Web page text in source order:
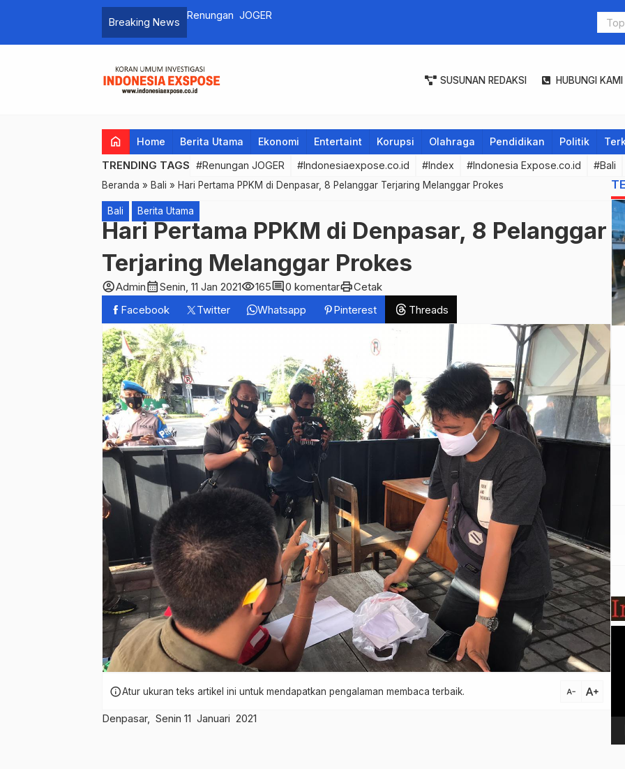
Breaking News
Bupati Adi Arnawa Gaspol Benahi Kuta Jadi Ikon Wisata Dunia
Pemkot
Daerah
SUSUNAN REDAKSI HUBUNGI KAMI
home Home Berita Utama Ekonomi Entertaint Korupsi Olahraga Pendidikan Politik
TRENDING TAGS #Renungan JOGER #Indonesiaexpose.co.id #Index #Indonesia Expose.co.id #Bali
Beranda » Bali » Hari Pertama PPKM di Denpasar, 8 Pelanggar Terjaring Melanggar Prokes
Bali Berita Utama
Hari Pertama PPKM di Denpasar, 8 Pelanggar
Terjaring Melanggar Prokes
account_circleAdmincalendar_monthSenin, 11 Jan 2021visibility165comment0 komentarprintCetak
Facebook
Twitter Whatsapp Pinterest Threads
infoAtur ukuran teks artikel ini untuk mendapatkan pengalaman membaca terbaik. text_decrease text_increase
Denpasar, Senin 11 Januari 2021